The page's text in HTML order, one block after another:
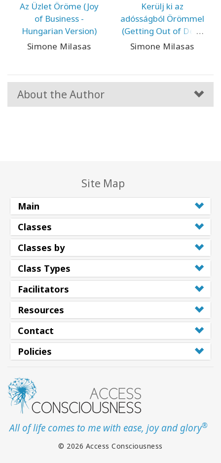
Az Üzlet Öröme (Joy
of Business -
Hungarian Version)
Simone Milasas
Kerülj ki az
adósságból Örömmel
(Getting Out of Debt
Joyfully - Hungarian
Simone Milasas
About the Author
Site Map
Main
Classes
Classes by
Class Types
Facilitators
Resources
Contact
Policies
All of life comes to me with ease, joy and glory®
© 2026 Access Consciousness